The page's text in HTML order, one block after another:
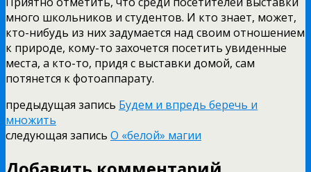
много школьников и студентов. И кто знает, может,
кто-нибудь из них задумается над своим отношением
к природе, кому-то захочется посетить увиденные
места, а кто-то, придя с выставки домой, сам
потянется к фотоаппарату.
предыдущая запись Будем и впредь беречь и
множить
следующая запись О «белой» магии